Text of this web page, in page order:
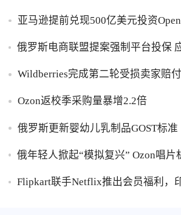
亚马逊提前兑现500亿美元投资
俄罗斯电商联盟提案强制平台投保
Wildberries完成第二轮受损卖家赔付
Ozon返校季采购量暴增2.2倍
俄罗斯更新婴幼儿乳制品GOST标准
俄年轻人掀起“模拟复兴” Ozon唱片
Flipkart联手Netflix推出会员福利，